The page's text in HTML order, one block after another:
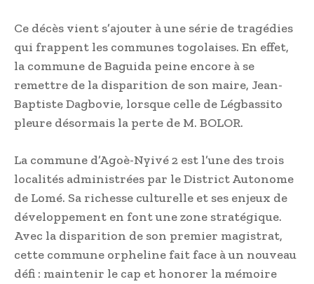
Ce décès vient s’ajouter à une série de tragédies
qui frappent les communes togolaises. En effet,
la commune de Baguida peine encore à se
remettre de la disparition de son maire, Jean-
Baptiste Dagbovie, lorsque celle de Légbassito
pleure désormais la perte de M. BOLOR.
La commune d’Agoè-Nyivé 2 est l’une des trois
localités administrées par le District Autonome
de Lomé. Sa richesse culturelle et ses enjeux de
développement en font une zone stratégique.
Avec la disparition de son premier magistrat,
cette commune orpheline fait face à un nouveau
défi : maintenir le cap et honorer la mémoire